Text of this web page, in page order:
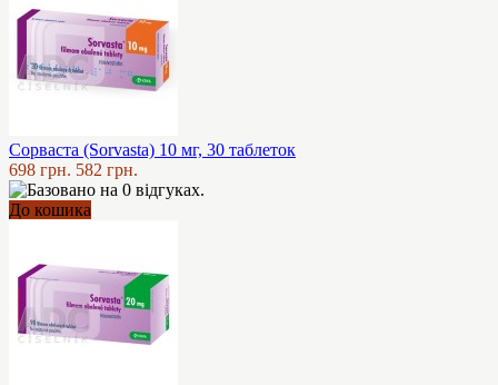
Сорваста (Sorvasta) 10 мг, 30 таблеток
698 грн. 582 грн.
До кошика